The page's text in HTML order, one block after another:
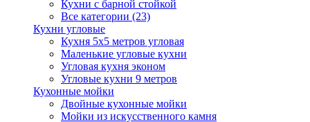
Кухни с барной стойкой
Все категории (23)
Кухни угловые
Кухня 5х5 метров угловая
Маленькие угловые кухни
Угловая кухня эконом
Угловые кухни 9 метров
Кухонные мойки
Двойные кухонные мойки
Мойки из искусственного камня